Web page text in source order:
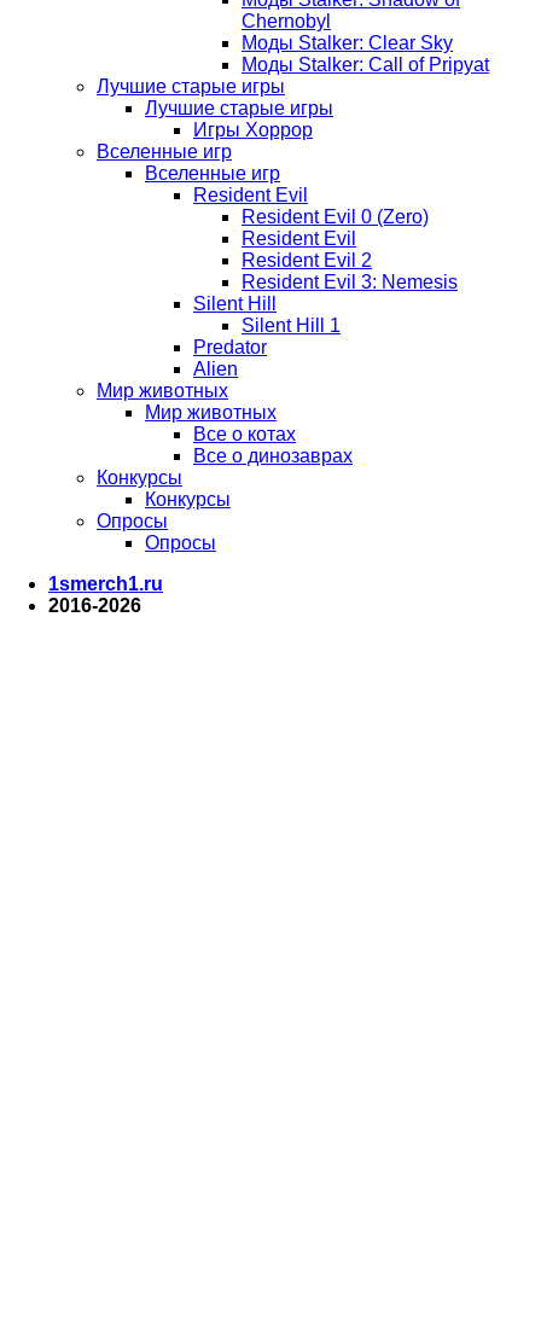
Chernobyl
Моды Stalker: Clear Sky
Моды Stalker: Call of Pripyat
Лучшие старые игры
Лучшие старые игры
Игры Хоррор
Вселенные игр
Вселенные игр
Resident Evil
Resident Evil 0 (Zero)
Resident Evil
Resident Evil 2
Resident Evil 3: Nemesis
Silent Hill
Silent Hill 1
Predator
Alien
Мир животных
Мир животных
Все о котах
Все о динозаврах
Конкурсы
Конкурсы
Опросы
Опросы
1smerch1.ru
2016-2026